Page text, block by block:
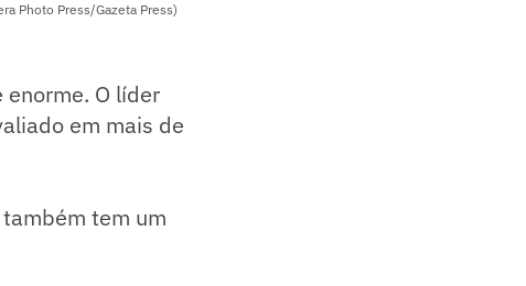
Photo Press/Gazeta Press)
O líder
em mais de
tem um